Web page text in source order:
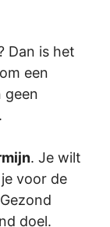
Dan is het
om een
geen
. Je wilt
voor de
doel.